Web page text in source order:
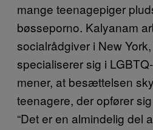
mange teenagepiger
bøsseporno. Kalyanam
socialrådgiver i New
specialiserer sig i
mener, at besættelsen
teenagere, der opfører
“Det er en almindelig del